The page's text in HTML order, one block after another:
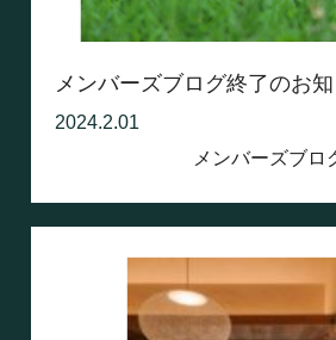
メンバーズブログ終了のお
2024.2.01
メンバーズブロ